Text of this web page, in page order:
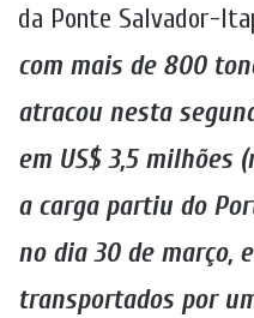
da Ponte Salvador-
com mais de 800
atracou nesta
em US$ 3,5 milhões
a carga partiu do
no dia 30 de março,
transportados por